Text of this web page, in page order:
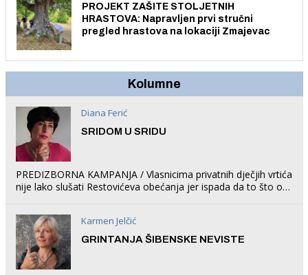
PROJEKT ZAŠITE STOLJETNIH
HRASTOVA: Napravljen prvi stručni
pregled hrastova na lokaciji Zmajevac
Kolumne
Diana Ferić
SRIDOM U SRIDU
PREDIZBORNA KAMPANJA / Vlasnicima privatnih dječjih vrtića
nije lako slušati Restovićeva obećanja jer ispada da to što oni
Karmen Jelčić
GRINTANJA ŠIBENSKE NEVISTE